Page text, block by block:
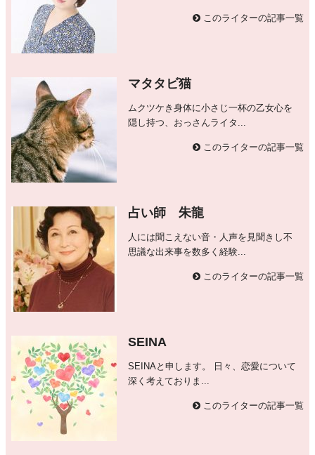
このライターの記事一覧
マタタビ猫
ムクツケき身体に小さじ一杯の乙女心を
隠し持つ、おっさんライタ...
このライターの記事一覧
占い師 朱龍
人には聞こえない音・人声を見聞きし不
思議な出来事を数多く経験...
このライターの記事一覧
SEINA
SEINAと申します。 日々、恋愛について
深く考えておりま...
このライターの記事一覧